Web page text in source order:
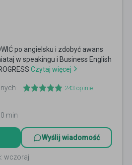
po angielsku i zdobyć awans
w speakingu i Business English
Czytaj więcej
243 opinie
min
Wyślij wiadomość
wczoraj